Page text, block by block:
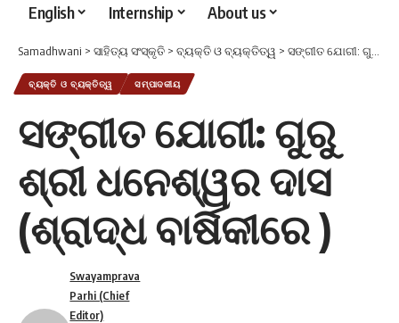
English
Internship About us
Samadhwani > ସାହିତ୍ୟ ସଂସ୍କୃତି > ବ୍ୟକ୍ତି ଓ ବ୍ୟକ୍ତିତ୍ୱ > ସଙ୍ଗୀତ ଯୋଗୀ: ଗୁରୁ ଶ୍ରୀ ଧନେଶ୍ୱର ଦାସ (ଶ୍ରାଦ୍ଧ ବାର୍ଷିକୀରେ )
ବ୍ୟକ୍ତି ଓ ବ୍ୟକ୍ତିତ୍ୱ ସମ୍ପାଦକୀୟ
ସଙ୍ଗୀତ ଯୋଗୀ: ଗୁରୁ
ଶ୍ରୀ ଧନେଶ୍ୱର ଦାସ
(ଶ୍ରାଦ୍ଧ ବାର୍ଷିକୀରେ )
Swayamprava
Parhi (Chief
Editor)